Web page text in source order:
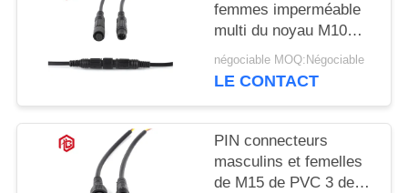
femmes imperméable
multi du noyau M10
IP68
négociable MOQ:Négociable
LE CONTACT
PIN connecteurs
masculins et femelles
de M15 de PVC 3 de